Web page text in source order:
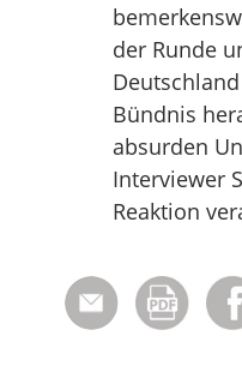
der Runde
Bündnis
absurden
Interviewer
Reaktion